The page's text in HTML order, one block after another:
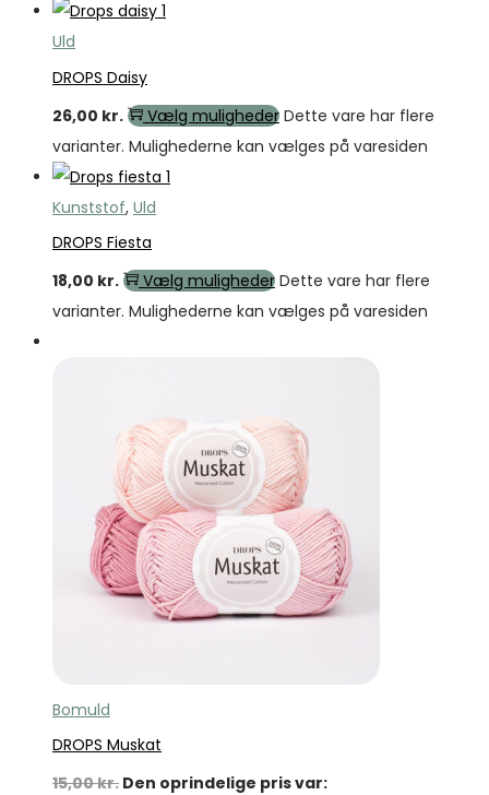
Uld
DROPS Daisy
26,00 kr. Vælg muligheder Dette vare har flere
varianter. Mulighederne kan vælges på varesiden
Kunststof, Uld
DROPS Fiesta
18,00 kr. Vælg muligheder Dette vare har flere
varianter. Mulighederne kan vælges på varesiden
Bomuld
DROPS Muskat
15,00kr. Den oprindelige pris var: